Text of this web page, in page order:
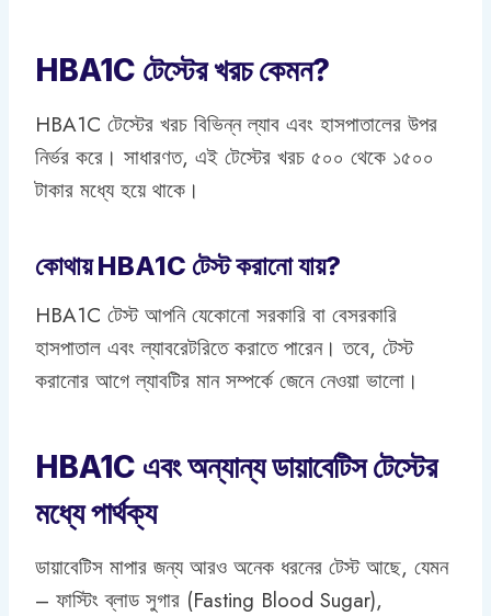
HBA1C টেস্টের খরচ কেমন?
HBA1C টেস্টের খরচ বিভিন্ন ল্যাব এবং হাসপাতালের উপর
নির্ভর করে। সাধারণত, এই টেস্টের খরচ ৫০০ থেকে ১৫০০
টাকার মধ্যে হয়ে থাকে।
কোথায় HBA1C টেস্ট করানো যায়?
HBA1C টেস্ট আপনি যেকোনো সরকারি বা বেসরকারি
হাসপাতাল এবং ল্যাবরেটরিতে করাতে পারেন। তবে, টেস্ট
করানোর আগে ল্যাবটির মান সম্পর্কে জেনে নেওয়া ভালো।
HBA1C এবং অন্যান্য ডায়াবেটিস টেস্টের
মধ্যে পার্থক্য
ডায়াবেটিস মাপার জন্য আরও অনেক ধরনের টেস্ট আছে, যেমন
– ফাস্টিং ব্লাড সুগার (Fasting Blood Sugar),